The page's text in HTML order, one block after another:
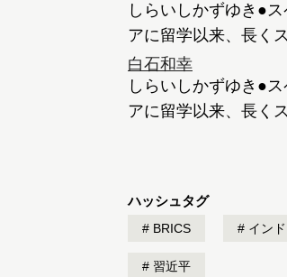
しらいしかずゆき●
アに留学以来、長く
白石和幸
しらいしかずゆき●
アに留学以来、長く
ハッシュタグ
BRICS インド
習近平